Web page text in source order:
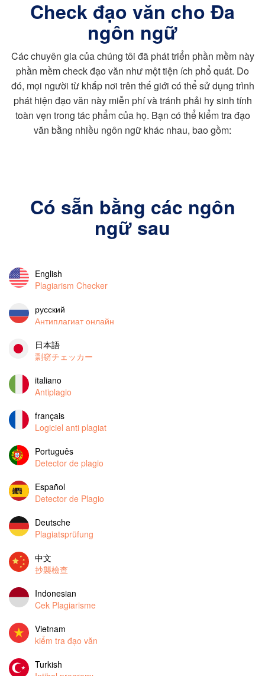
Check đạo văn cho Đa
ngôn ngữ
Các chuyên gia của chúng tôi đã phát triển phần mềm này
phần mềm check đạo văn như một tiện ích phổ quát. Do
đó, mọi người từ khắp nơi trên thế giới có thể sử dụng trình
phát hiện đạo văn này miễn phí và tránh phải hy sinh tính
toàn vẹn trong tác phẩm của họ. Bạn có thể kiểm tra đạo
văn bằng nhiều ngôn ngữ khác nhau, bao gồm:
Có sẵn bằng các ngôn
ngữ sau
English
Plagiarism Checker
русский
Антиплагиат онлайн
日本語
剽窃チェッカー
italiano
Antiplagio
français
Logiciel anti plagiat
Português
Detector de plagio
Español
Detector de Plagio
Deutsche
Plagiatsprüfung
中文
抄襲檢查
Indonesian
Cek Plagiarisme
Vietnam
kiểm tra đạo văn
Turkish